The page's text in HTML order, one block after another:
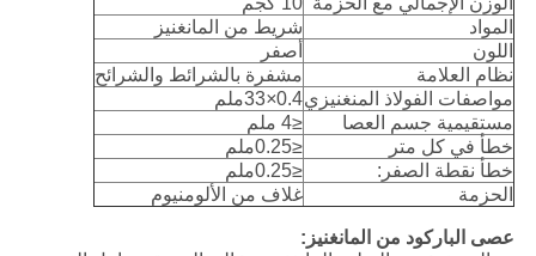
المواد
شريط من المانغنيز
اللون
أصفر
نظام العلامة
مشفرة بالشرائط والشرائح
مواصفات الفولاذ المنغنيزي0.4
×33ملم
مستقيمية جسم العصا
≤4 ملم
خطأ في كل متر
≤0.25ملم
خطأ نقطة الصفر:
≤0.25ملم
الحزمة
غلاف من الألومنيوم
عصى الباركود من المانغنيز: